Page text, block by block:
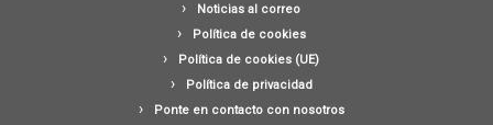
Noticias al correo
Política de cookies
Política de cookies (UE)
Política de privacidad
Ponte en contacto con nosotros